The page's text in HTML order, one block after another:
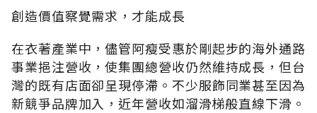
創造價值察覺需求，才能成長
在衣著產業中，儘管阿瘦受惠於剛起步的海外通路
事業挹注營收，使集團總營收仍然維持成長，但台
灣的既有店面卻呈現停滯。不少服飾同業甚至因為
新競爭品牌加入，近年營收如溜滑梯般直線下滑。